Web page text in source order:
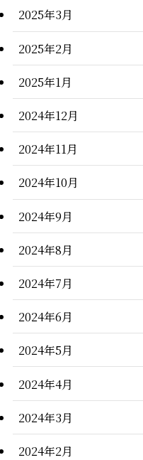
2025年3月
2025年2月
2025年1月
2024年12月
2024年11月
2024年10月
2024年9月
2024年8月
2024年7月
2024年6月
2024年5月
2024年4月
2024年3月
2024年2月